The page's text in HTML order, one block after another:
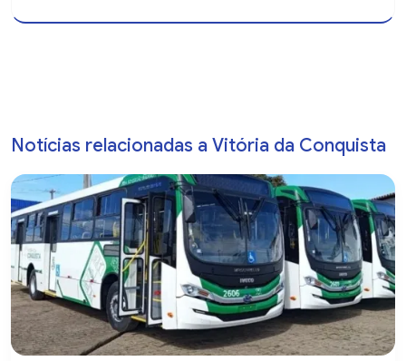
Notícias relacionadas a Vitória da Conquista